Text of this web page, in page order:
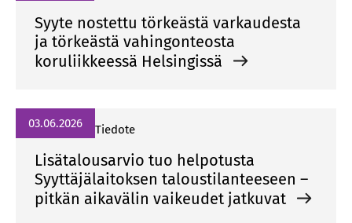
Syyte nostettu törkeästä varkaudesta
ja törkeästä vahingonteosta
koruliikkeessä Helsingissä
03.06.2026 Tiedote
Lisätalousarvio tuo helpotusta
Syyttäjälaitoksen taloustilanteeseen –
pitkän aikavälin vaikeudet jatkuvat